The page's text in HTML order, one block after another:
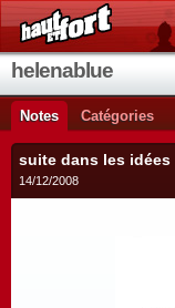
helenablue
Notes Catégories
suite dans les idées
14/12/2008